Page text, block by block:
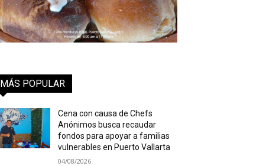
MÁS POPULAR
Cena con causa de Chefs
Anónimos busca recaudar
fondos para apoyar a familias
vulnerables en Puerto Vallarta
04/08/2026